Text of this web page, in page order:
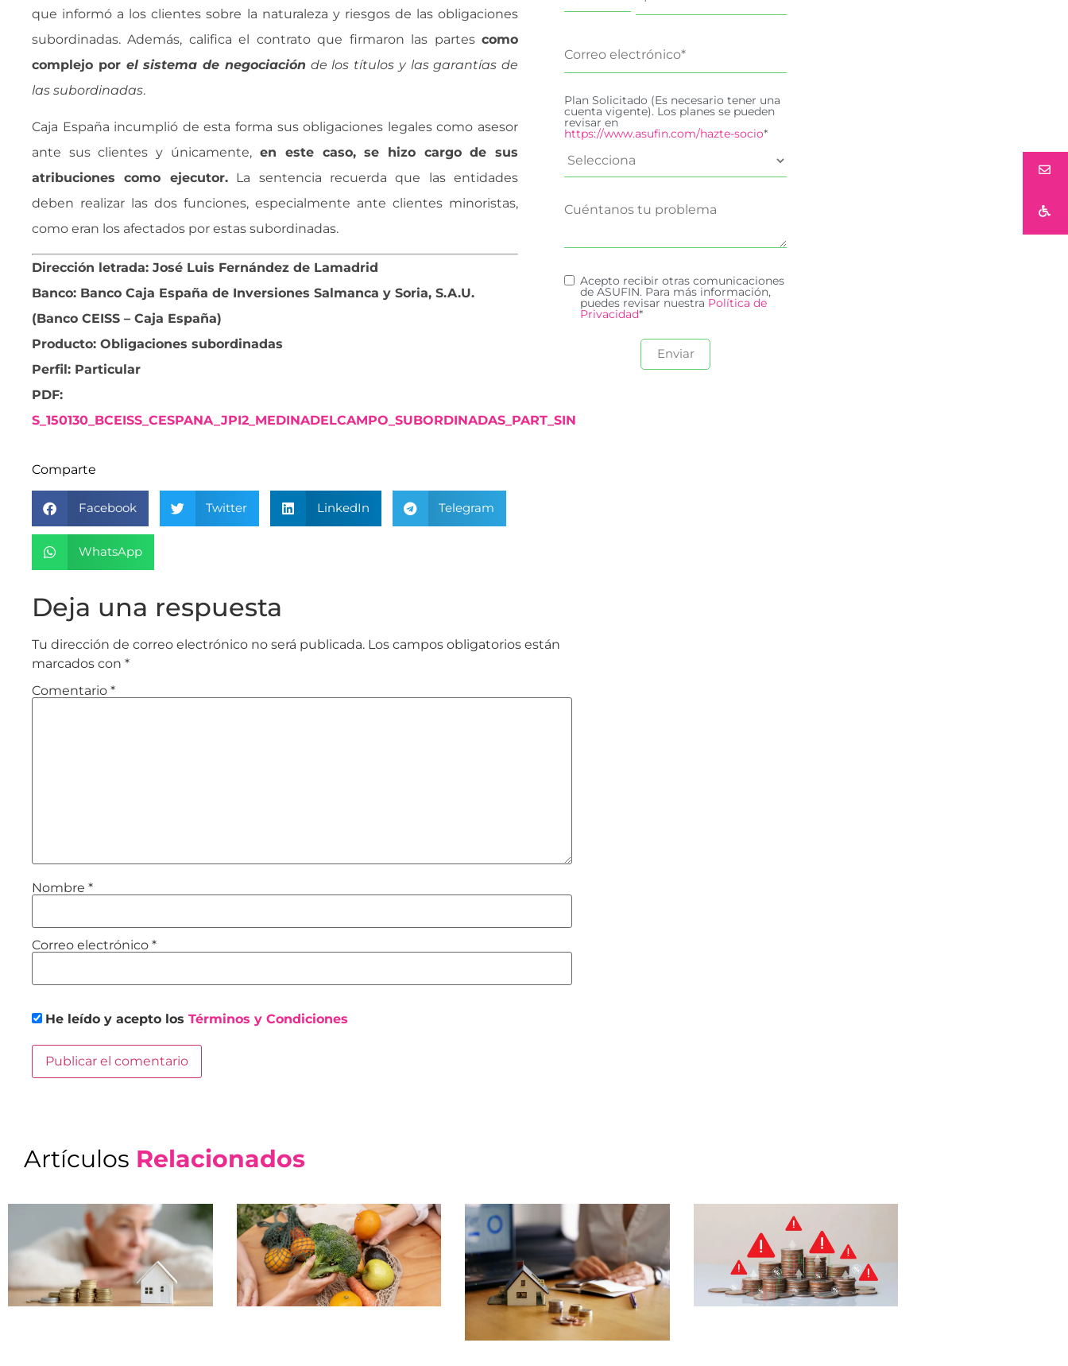
que informó a los clientes sobre la naturaleza y riesgos de las obligaciones
subordinadas. Además, califica el contrato que firmaron las partes como
complejo por  el sistema de negociación de los títulos y las garantías de
las subordinadas.
Caja España incumplió de esta forma sus obligaciones legales como asesor
ante sus clientes y únicamente,en este caso, se hizo cargo de sus
atribuciones como ejecutor.La sentencia recuerda que las entidades
deben realizar las dos funciones, especialmente ante clientes minoristas,
como eran los afectados por estas subordinadas.
Dirección letrada: José Luis Fernández de Lamadrid
Banco: Banco Caja España de Inversiones Salmanca y Soria, S.A.U.
(Banco CEISS – Caja España)
Producto: Obligaciones subordinadas
Perfil: Particular
PDF:
S_150130_BCEISS_CESPANA_JPI2_MEDINADELCAMPO_SUBORDINADAS_PART_SIN
Comparte
Facebook Twitter LinkedIn Telegram
WhatsApp
Deja una respuesta
Tu dirección de correo electrónico no será publicada. Los campos obligatorios están
marcados con *
Comentario *
Nombre *
Correo electrónico *
He leído y acepto los Términos y Condiciones
Plan Solicitado (Es necesario tener una
cuenta vigente). Los planes se pueden
revisar en
https://www.asufin.com/hazte-socio*
Acepto recibir otras comunicaciones
de ASUFIN. Para más información,
puedes revisar nuestra Política de
Privacidad*
Artículos Relacionados